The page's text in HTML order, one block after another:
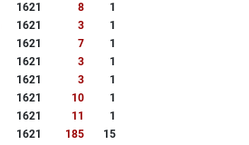
1621 8
1
1621 3
1
1621 7
1
1621 3
1
1621 3
1
1621 10
1
1621 11
1
1621 185
15